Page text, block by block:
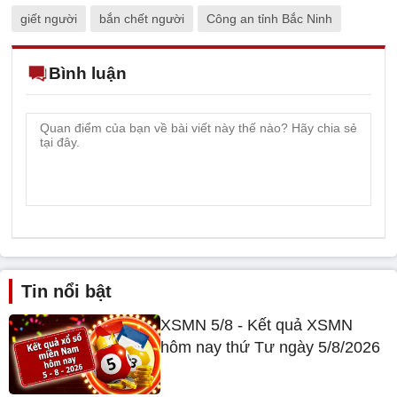
giết người bắn chết người Công an tỉnh Bắc Ninh
Bình luận
Tin nổi bật
XSMN 5/8 - Kết quả XSMN
hôm nay thứ Tư ngày 5/8/2026